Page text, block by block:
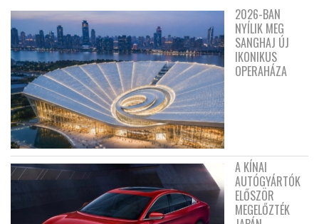
2026-BAN
NYÍLIK MEG
SANGHAJ ÚJ
IKONIKUS
OPERAHÁZA
A KÍNAI
AUTÓGYÁRTÓK
ELŐSZÖR
MEGELŐZTÉK